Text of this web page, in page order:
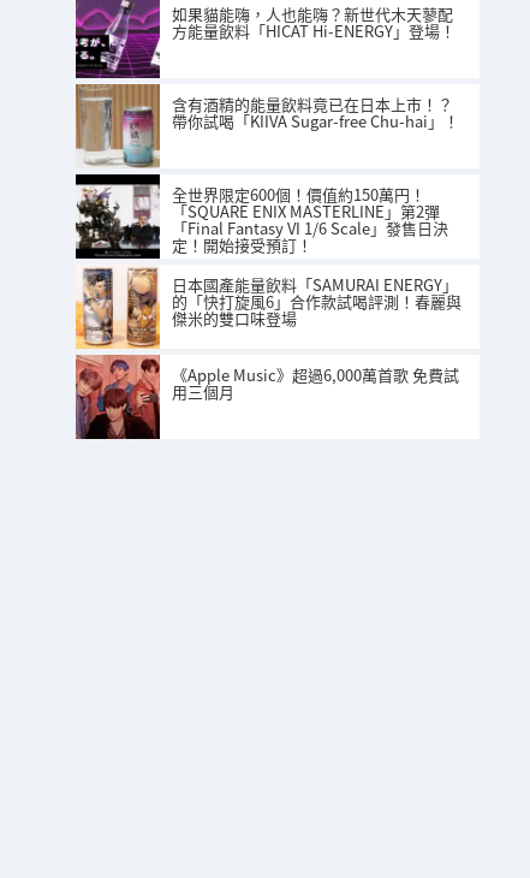
如果貓能嗨，人也能嗨？新世代木天蓼配
方能量飲料「HICAT Hi-ENERGY」登場！
含有酒精的能量飲料竟已在日本上市！？
帶你試喝「KIIVA Sugar-free Chu-hai」！
全世界限定600個！價值約150萬円！
「SQUARE ENIX MASTERLINE」第2彈
「Final Fantasy VI 1/6 Scale」發售日決
定！開始接受預訂！
日本國產能量飲料「SAMURAI ENERGY」
的「快打旋風6」合作款試喝評測！春麗與
傑米的雙口味登場
《Apple Music》超過6,000萬首歌 免費試
用三個月